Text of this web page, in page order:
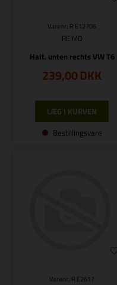
Varenr.: R E12706
REIMO
Halt. unten rechts VW T6
239,00DKK
Bestillingsvare
Varenr.: R E2617